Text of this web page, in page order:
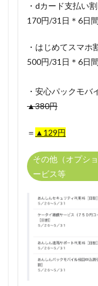
・dカード支払い
170円/31日＊6日
・はじめてスマホ
500円/31日＊6日
・ 安心パックモバ
▲380円
＝ ▲129円
その他（オプシ
ービス等